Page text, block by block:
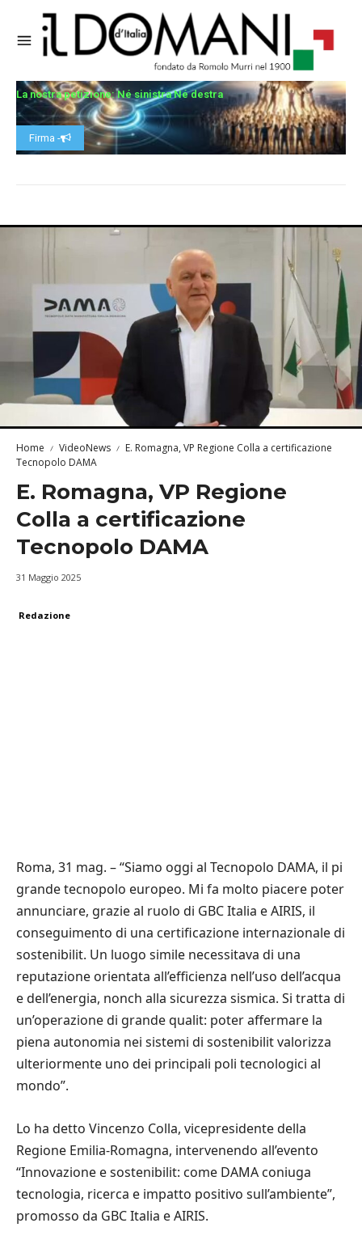
La nostra petizione: Né sinistra Né destra
Firma -
Home VideoNews
E. Romagna, VP Regione Colla a certificazione
Tecnopolo DAMA
E. Romagna, VP Regione
Colla a certificazione
Tecnopolo DAMA
31 Maggio 2025
Redazione
Roma, 31 mag. – “Siamo oggi al Tecnopolo DAMA, il pi
grande tecnopolo europeo. Mi fa molto piacere poter
annunciare, grazie al ruolo di GBC Italia e AIRIS, il
conseguimento di una certificazione internazionale di
sostenibilit. Un luogo simile necessitava di una
reputazione orientata all’efficienza nell’uso dell’acqua
e dell’energia, nonch alla sicurezza sismica. Si tratta di
un’operazione di grande qualit: poter affermare la
piena autonomia nei sistemi di sostenibilit valorizza
ulteriormente uno dei principali poli tecnologici al
mondo”.
Lo ha detto Vincenzo Colla, vicepresidente della
Regione Emilia-Romagna, intervenendo all’evento
“Innovazione e sostenibilit: come DAMA coniuga
tecnologia, ricerca e impatto positivo sull’ambiente”,
promosso da GBC Italia e AIRIS.